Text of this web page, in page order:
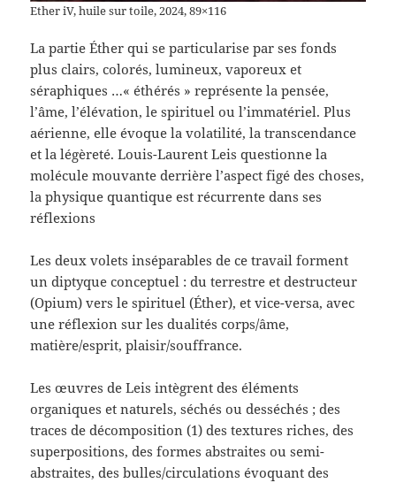
Ether iV, huile sur toile, 2024, 89×116
La partie Éther qui se particularise par ses fonds
plus clairs, colorés, lumineux, vaporeux et
séraphiques …« éthérés » représente la pensée,
l’âme, l’élévation, le spirituel ou l’immatériel. Plus
aérienne, elle évoque la volatilité, la transcendance
et la légèreté. Louis-Laurent Leis questionne la
molécule mouvante derrière l’aspect figé des choses,
la physique quantique est récurrente dans ses
réflexions
Les deux volets inséparables de ce travail forment
un diptyque conceptuel : du terrestre et destructeur
(Opium) vers le spirituel (Éther), et vice-versa, avec
une réflexion sur les dualités corps/âme,
matière/esprit, plaisir/souffrance.
Les œuvres de Leis intègrent des éléments
organiques et naturels, séchés ou desséchés ; des
traces de décomposition (1) des textures riches, des
superpositions, des formes abstraites ou semi-
abstraites, des bulles/circulations évoquant des